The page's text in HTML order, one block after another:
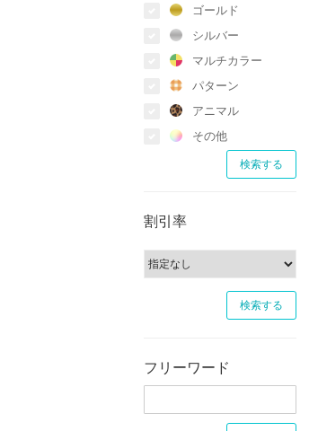
ゴールド
シルバー
マルチカラー
パターン
アニマル
その他
割引率
フリーワード